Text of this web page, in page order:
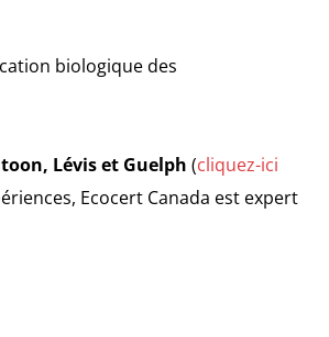
biologique des
Lévis et Guelph (cliquez-ici
Ecocert Canada est expert